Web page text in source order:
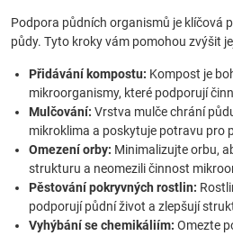
Podpora půdních organismů je klíčová
půdy. Tyto kroky vám pomohou zvýšit
Přidávání kompostu: Kompost je
mikroorganismy, které podporují
Mulčování: Vrstva mulče chrání
mikroklima a poskytuje potravu pro
Omezení orby: Minimalizujte orbu,
strukturu a neomezili činnost
Pěstování pokryvných rostlin:
podporují půdní život a zlepšují
Vyhýbání se chemikáliím: Omezte